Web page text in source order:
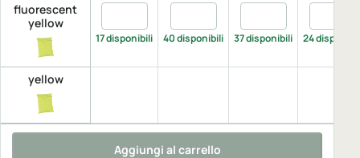
fluorescent
yellow
17 disponibili 40 disponibili 37 disponibili 24
yellow
Aggiungi al carrello